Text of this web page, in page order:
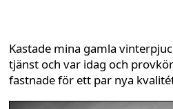
Kastade mina gamla
tjänst och var idag och
fastnade för ett par nya